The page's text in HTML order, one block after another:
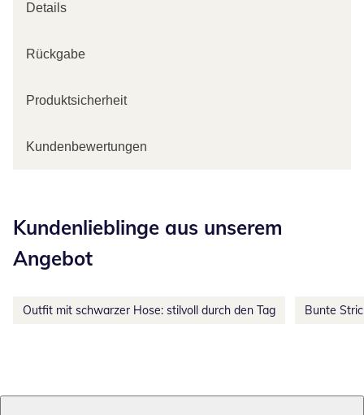
Details
Rückgabe
Produktsicherheit
Kundenbewertungen
Kundenlieblinge aus unserem
Angebot
Outfit mit schwarzer Hose: stilvoll durch den Tag Bunte